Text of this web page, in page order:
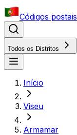
Códigos postais
Todos os Distritos
Início
Viseu
Armamar